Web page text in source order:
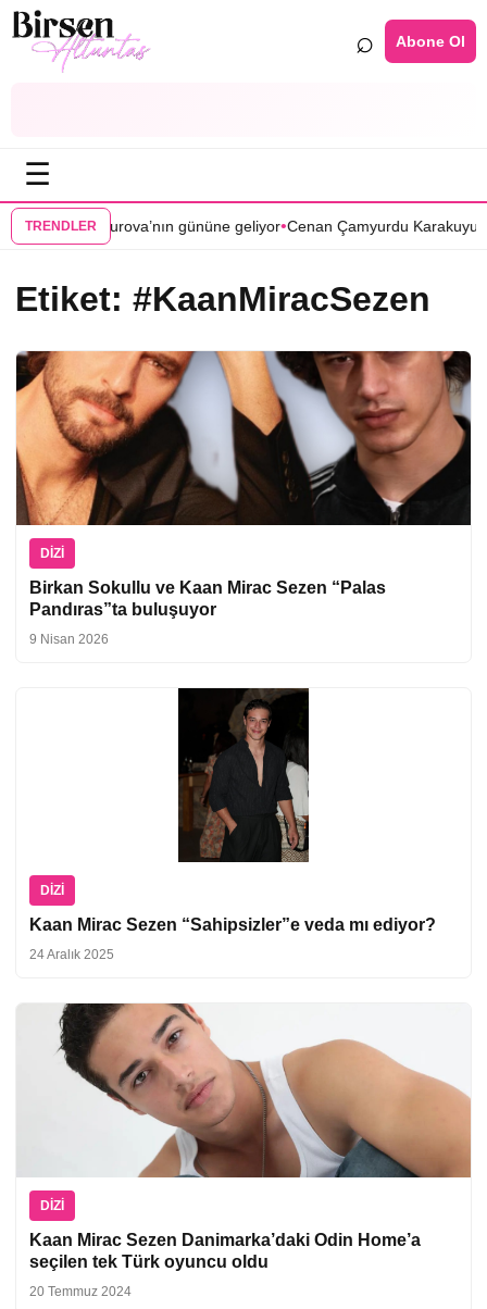
⌕ Abone Ol
☰
TRENDLERÇukurova’nın gününe geliyor•Cenan Çamyurdu Karakuyu
Etiket: #KaanMiracSezen
DIZI
Birkan Sokullu ve Kaan Mirac Sezen “Palas
Pandıras”ta buluşuyor
9 Nisan 2026
DIZI
Kaan Mirac Sezen “Sahipsizler”e veda mı ediyor?
24 Aralık 2025
DIZI
Kaan Mirac Sezen Danimarka’daki Odin Home’a
seçilen tek Türk oyuncu oldu
20 Temmuz 2024